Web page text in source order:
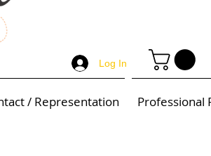
Log In
/ Representation Professional